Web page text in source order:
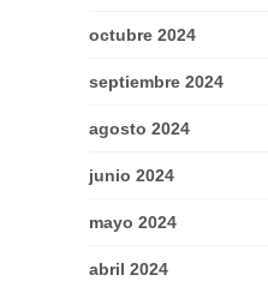
octubre 2024
septiembre 2024
agosto 2024
junio 2024
mayo 2024
abril 2024